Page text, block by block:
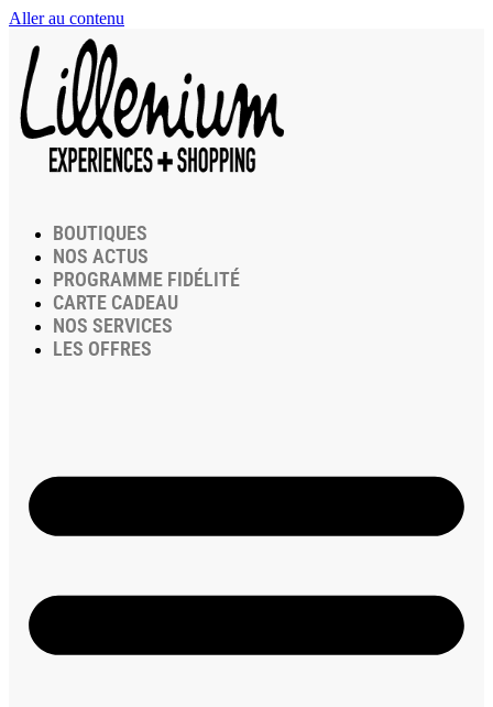
Aller au contenu
BOUTIQUES
NOS ACTUS
PROGRAMME FIDÉLITÉ
CARTE CADEAU
NOS SERVICES
LES OFFRES